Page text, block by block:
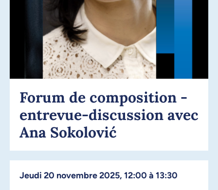
Forum de composition -
entrevue-discussion avec
Ana Sokolović
jeudi 20 novembre 2025, 12:00 à 13:30